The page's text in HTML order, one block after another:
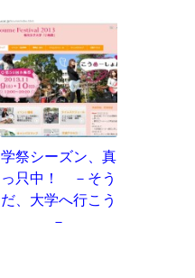
学祭シーズン、真
っ只中！ －そう
だ、大学へ行こう
－